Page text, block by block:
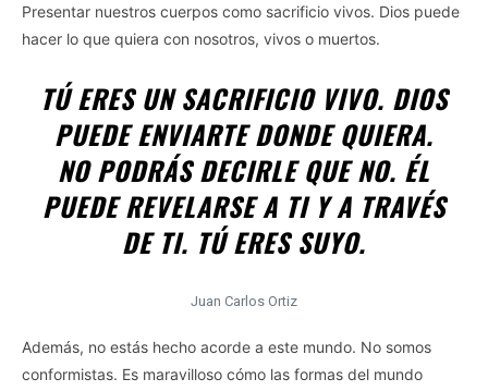
Presentar nuestros cuerpos como sacrificio vivos. Dios puede
hacer lo que quiera con nosotros, vivos o muertos.
TÚ ERES UN SACRIFICIO VIVO. DIOS
PUEDE ENVIARTE DONDE QUIERA.
NO PODRÁS DECIRLE QUE NO. ÉL
PUEDE REVELARSE A TI Y A TRAVÉS
DE TI. TÚ ERES SUYO.
Juan Carlos Ortiz
Además, no estás hecho acorde a este mundo. No somos
conformistas. Es maravilloso cómo las formas del mundo